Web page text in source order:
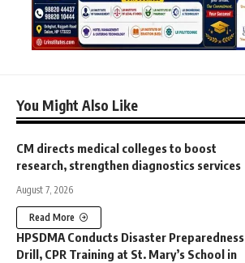
You Might Also Like
CM directs medical colleges to boost
research, strengthen diagnostics services
August 7, 2026
Read More
HPSDMA Conducts Disaster Preparedness
Drill, CPR Training at St. Mary’s School in